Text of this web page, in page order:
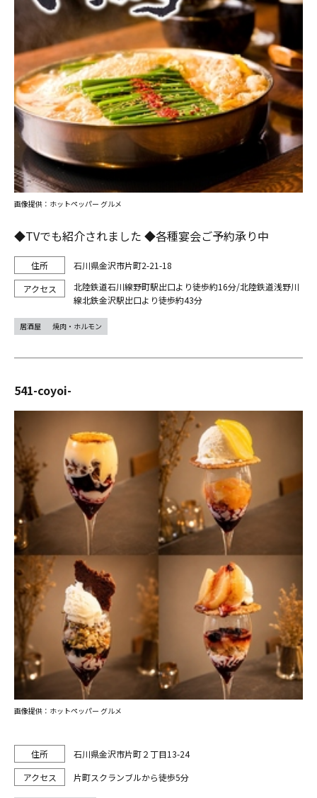
◆TVでも紹介されました ◆各種宴会ご予約承り中
石川県金沢市片町2-21-18
北陸鉄道石川線野町駅出口より徒歩約16分/北陸鉄道浅野川
線北鉄金沢駅出口より徒歩約43分
画像提供：ホットペッパー グルメ
居酒屋 焼肉・ホルモン
541-coyoi-
石川県金沢市片町２丁目13-24
片町スクランブルから徒歩5分
画像提供：ホットペッパー グルメ